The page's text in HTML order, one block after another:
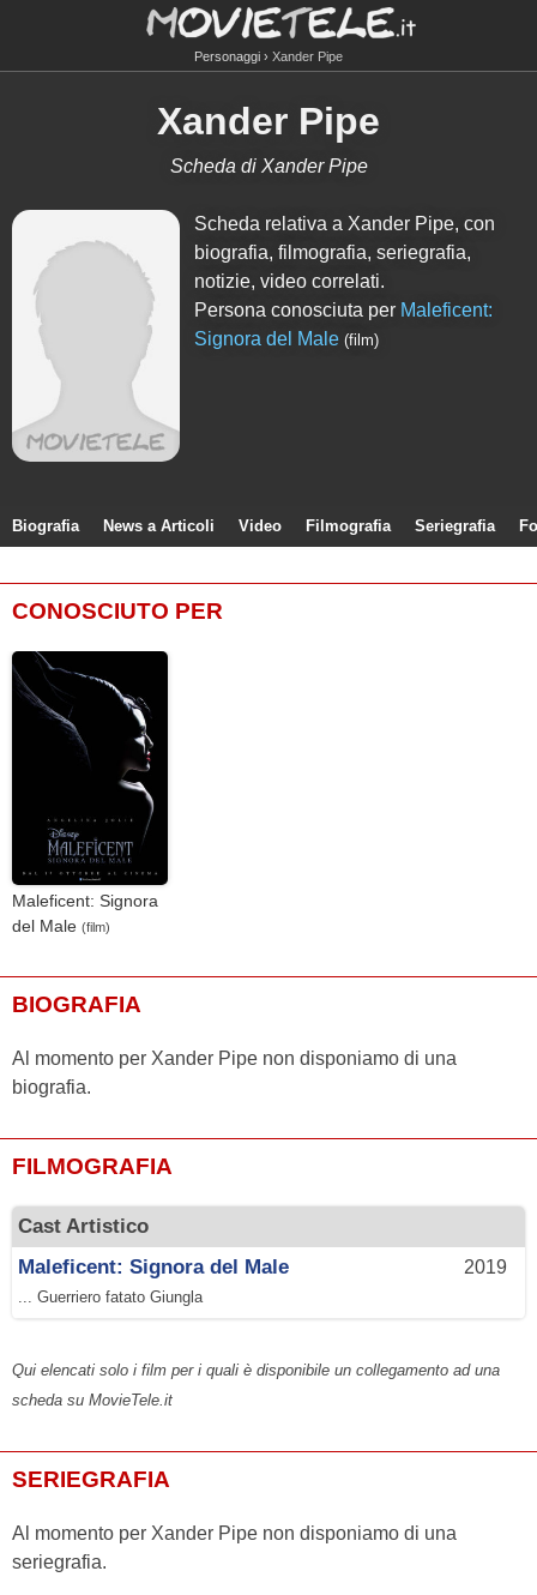
Personaggi Xander Pipe
Xander Pipe
Scheda di Xander Pipe
Scheda relativa a Xander Pipe, con
biografia, filmografia, seriegrafia,
notizie, video correlati.
Persona conosciuta per Maleficent:
Signora del Male (film)
Biografia News a Articoli Video Filmografia Seriegrafia
CONOSCIUTO PER
Maleficent: Signora
del Male (film)
BIOGRAFIA
Al momento per Xander Pipe non disponiamo di una
biografia.
FILMOGRAFIA
Cast Artistico
2019
Maleficent: Signora del Male
... Guerriero fatato Giungla
Qui elencati solo i film per i quali è disponibile un collegamento ad una
scheda su MovieTele.it
SERIEGRAFIA
Al momento per Xander Pipe non disponiamo di una
seriegrafia.